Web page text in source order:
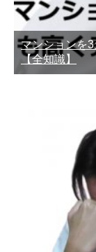
マンションを
【全知識】